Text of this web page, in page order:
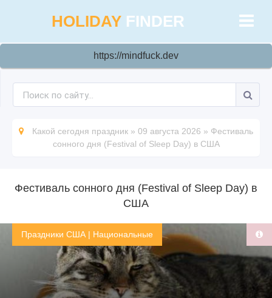
HOLIDAY FINDER
https://mindfuck.dev
Какой сегодня праздник » 09 августа 2026 » Фестиваль
сонного дня (Festival of Sleep Day) в США
Фестиваль сонного дня (Festival of Sleep Day) в
США
Праздники США | Национальные